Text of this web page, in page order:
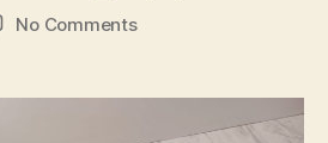
date
No Commentson
Silaturahmi